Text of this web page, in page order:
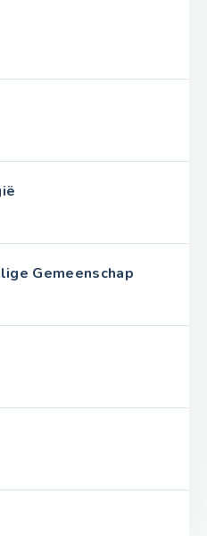
Gemeenschap